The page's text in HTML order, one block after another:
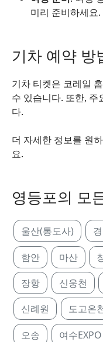
미리 준비하세요.
기차 예약 방
기차 티켓은 코레일
수 있습니다. 또한, 주
다.
더 자세한 정보를 원
요.
영등포의 모
울산(통도사)
함안 마산
장항 신웅천
신례원 도고온
오송 여수EXPO